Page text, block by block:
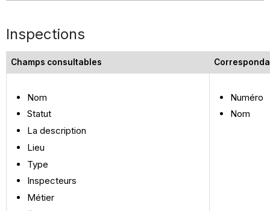
Inspections
Champs consultables
Nom
Statut
La description
Lieu
Type
Inspecteurs
Métier
Numéro
Nom